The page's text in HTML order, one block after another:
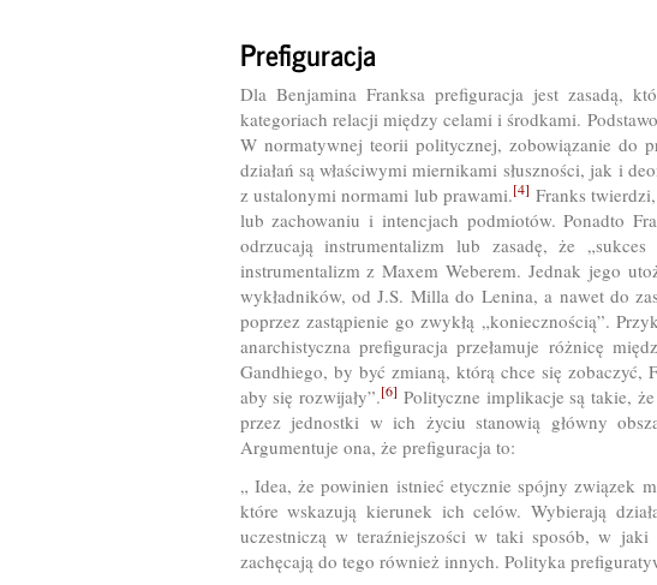
Prefiguracja
Dla Benjamina Franksa prefiguracja jest zasadą,
kategoriach relacji między celami i środkami.
W normatywnej teorii politycznej, zobowiązanie do
działań są właściwymi miernikami słuszności, jak i
z ustalonymi normami lub prawami.[4] Franks
lub zachowaniu i intencjach podmiotów. Ponadto
odrzucają instrumentalizm lub zasadę, że
instrumentalizm z Maxem Weberem. Jednak jego
wykładników, od J.S. Milla do Lenina, a nawet do
poprzez zastąpienie go zwykłą „koniecznością”.
anarchistyczna prefiguracja przełamuje różnicę
Gandhiego, by być zmianą, którą chce się zobaczyć,
aby się rozwijały”.[6] Polityczne implikacje są takie,
przez jednostki w ich życiu stanowią główny
Argumentuje ona, że prefiguracja to:
„ Idea, że powinien istnieć etycznie spójny związek
które wskazują kierunek ich celów. Wybierają
uczestniczą w teraźniejszości w taki sposób, w
zachęcają do tego również innych. Polityka